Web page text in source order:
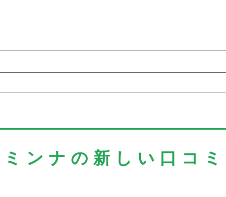
ミンナの新しい口コ